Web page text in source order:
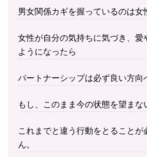
男女関係カギを握っているのは女
女性が自分の気持ちに気づき、愛
ようになったら
パートナーシップは必ず良い方向
もし、このまま今の状態を望まな
これまでと違う行動をとること
ん。